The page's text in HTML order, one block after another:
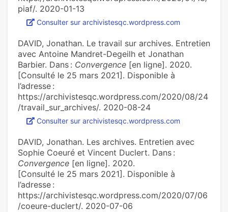
piaf/. 2020-01-13
Consulter sur archivistesqc.wordpress.com
DAVID, Jonathan. Le travail sur archives. Entretien
avec Antoine Mandret-Degeilh et Jonathan
Barbier. Dans : Convergence [en ligne]. 2020.
[Consulté le 25 mars 2021]. Disponible à
l’adresse :
https://archivistesqc.wordpress.com/2020/08/24
/travail_sur_archives/. 2020-08-24
Consulter sur archivistesqc.wordpress.com
DAVID, Jonathan. Les archives. Entretien avec
Sophie Coeuré et Vincent Duclert. Dans :
Convergence [en ligne]. 2020.
[Consulté le 25 mars 2021]. Disponible à
l’adresse :
https://archivistesqc.wordpress.com/2020/07/06
/coeure-duclert/. 2020-07-06